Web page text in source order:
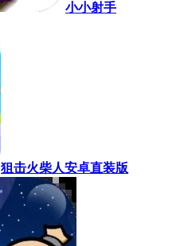
小小射手
狙击火柴人安卓直装版